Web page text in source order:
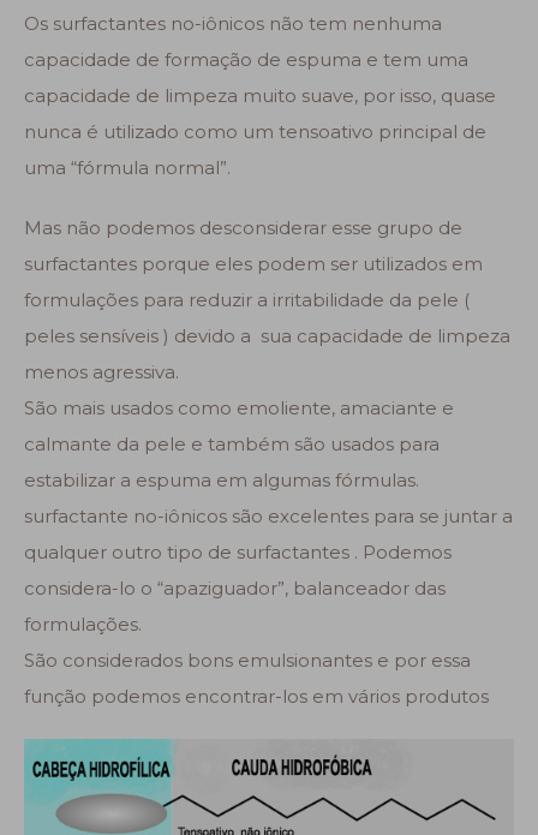
Os surfactantes no-iônicos não tem nenhuma
capacidade de formação de espuma e tem uma
capacidade de limpeza muito suave, por isso, quase
nunca é utilizado como um tensoativo principal de
uma “fórmula normal”.
Mas não podemos desconsiderar esse grupo de
surfactantes porque eles podem ser utilizados em
formulações para reduzir a irritabilidade da pele (
peles sensíveis ) devido a sua capacidade de limpeza
menos agressiva.
São mais usados como emoliente, amaciante e
calmante da pele e também são usados para
estabilizar a espuma em algumas fórmulas.
surfactante no-iônicos são excelentes para se juntar a
qualquer outro tipo de surfactantes . Podemos
considera-lo o “apaziguador”, balanceador das
formulações.
São considerados bons emulsionantes e por essa
função podemos encontrar-los em vários produtos